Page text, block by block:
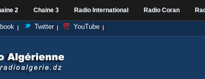
2 Chaine 3 Radio International Radio Coran
Twitter YouTube